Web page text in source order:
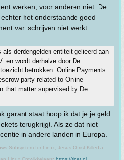
werken, voor anderen niet. De
het onderstaande goed
van schrijven niet werkt.
derdengelden entiteit gelieerd aan
en wordt derhalve door De
betrokken. Online Payments
party related to Online
that matter supervised by De
garant staat hoop ik dat je je geld
terugkrijgt. Als ze dat niet
in andere landen in Europa.
Subsystem for Linux, Jesus Christ Killed a
Linux Ontwikkelaars: https://tinet.nl